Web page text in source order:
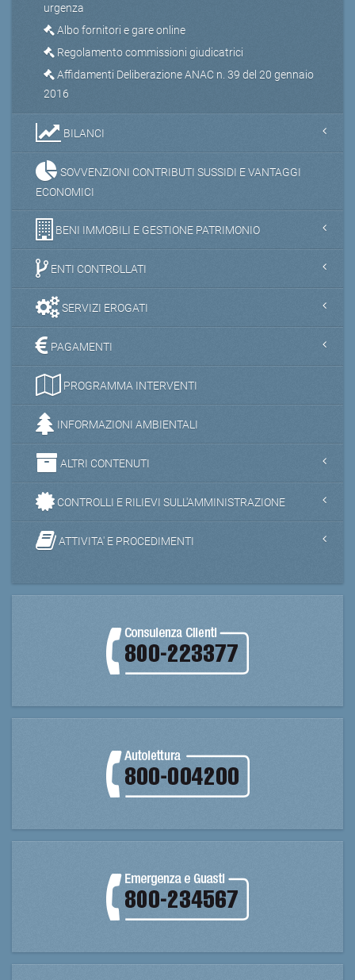
urgenza
Albo fornitori e gare online
Regolamento commissioni giudicatrici
Affidamenti Deliberazione ANAC n. 39 del 20 gennaio
2016
BILANCI
SOVVENZIONI CONTRIBUTI SUSSIDI E VANTAGGI
ECONOMICI
BENI IMMOBILI E GESTIONE PATRIMONIO
ENTI CONTROLLATI
SERVIZI EROGATI
PAGAMENTI
PROGRAMMA INTERVENTI
INFORMAZIONI AMBIENTALI
ALTRI CONTENUTI
CONTROLLI E RILIEVI SULL'AMMINISTRAZIONE
ATTIVITA' E PROCEDIMENTI